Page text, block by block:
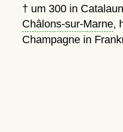
† um 300in
Châlons-sur-Marne,
Champagne in